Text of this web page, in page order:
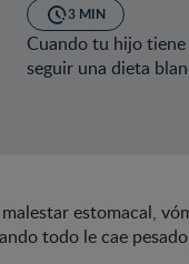
3 MIN
Cuando tu hijo
seguir una dieta
estomacal,
todo le cae